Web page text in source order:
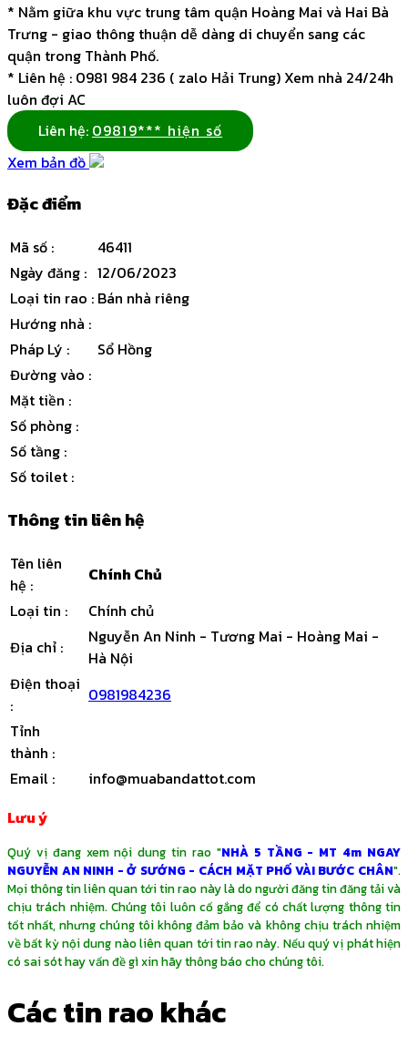
* Nằm giữa khu vực trung tâm quận Hoàng Mai và Hai Bà
Trưng - giao thông thuận dễ dàng di chuyển sang các
quận trong Thành Phố.
* Liên hệ : 0981 984 236 ( zalo Hải Trung) Xem nhà 24/24h
luôn đợi AC
Liên hệ: 09819*** hiện số
Xem bản đồ
Đặc điểm
Mã số :
46411
Ngày đăng : 12/06/2023
Loại tin rao : Bán nhà riêng
Hướng nhà :
Pháp Lý :
Sổ Hồng
Đường vào :
Mặt tiền :
Số phòng :
Số tầng :
Số toilet :
Thông tin liên hệ
Tên liên
hệ :
Chính Chủ
Loại tin :
Chính chủ
Địa chỉ :
Nguyễn An Ninh - Tương Mai - Hoàng Mai -
Hà Nội
Điện thoại
:
0981984236
Tỉnh
thành :
Email :
info@muabandattot.com
Lưu ý
Quý vị đang xem nội dung tin rao "NHÀ 5 TẦNG - MT 4m NGAY
NGUYỄN AN NINH - Ở SƯỚNG - CÁCH MẶT PHỐ VÀI BƯỚC CHÂN".
Mọi thông tin liên quan tới tin rao này là do người đăng tin đăng tải và
chịu trách nhiệm. Chúng tôi luôn cố gắng để có chất lượng thông tin
tốt nhất, nhưng chúng tôi không đảm bảo và không chịu trách nhiệm
về bất kỳ nội dung nào liên quan tới tin rao này. Nếu quý vị phát hiện
có sai sót hay vấn đề gì xin hãy thông báo cho chúng tôi.
Các tin rao khác